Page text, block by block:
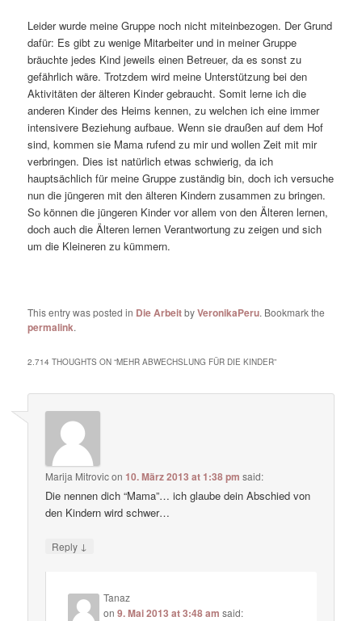
Leider wurde meine Gruppe noch nicht miteinbezogen. Der Grund
dafür: Es gibt zu wenige Mitarbeiter und in meiner Gruppe
bräuchte jedes Kind jeweils einen Betreuer, da es sonst zu
gefährlich wäre. Trotzdem wird meine Unterstützung bei den
Aktivitäten der älteren Kinder gebraucht. Somit lerne ich die
anderen Kinder des Heims kennen, zu welchen ich eine immer
intensivere Beziehung aufbaue. Wenn sie draußen auf dem Hof
sind, kommen sie Mama rufend zu mir und wollen Zeit mit mir
verbringen. Dies ist natürlich etwas schwierig, da ich
hauptsächlich für meine Gruppe zuständig bin, doch ich versuche
nun die jüngeren mit den älteren Kindern zusammen zu bringen.
So können die jüngeren Kinder vor allem von den Älteren lernen,
doch auch die Älteren lernen Verantwortung zu zeigen und sich
um die Kleineren zu kümmern.
This entry was posted in Die ArbeitbyVeronikaPeru. Bookmark the
permalink.
2.714 THOUGHTS ON “MEHR ABWECHSLUNG FÜR DIE KINDER”
Marija Mitrovicon10. März 2013 at 1:38 pm said:
Die nennen dich “Mama”… ich glaube dein Abschied von
den Kindern wird schwer…
Reply ↓
Tanaz
on9. Mai 2013 at 3:48 am said: